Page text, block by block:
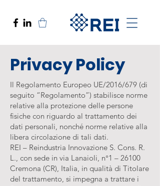
Privacy Policy
Il Regolamento Europeo UE/2016/679 (di
seguito “Regolamento”) stabilisce norme
relative alla protezione delle persone
fisiche con riguardo al trattamento dei
dati personali, nonché norme relative alla
libera circolazione di tali dati.
REI – Reindustria Innovazione S. Cons. R.
L., con sede in via Lanaioli, n°1 – 26100
Cremona (CR), Italia, in qualità di Titolare
del trattamento, si impegna a trattare i